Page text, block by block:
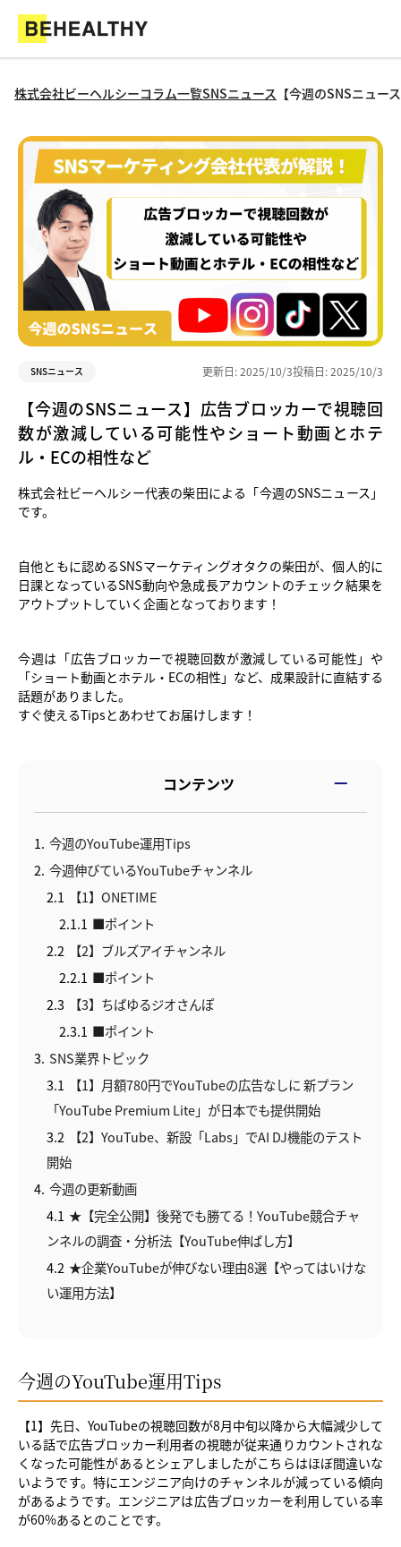
株式会社ビーヘルシーコラム一覧SNSニュース 【今週のSNSニュー
SNSニュース 更新日:2025/10/3投稿日:2025/10/3
【今週のSNSニュース】広告ブロッカーで視聴回
数が激減している可能性やショート動画とホテ
ル・ECの相性など
株式会社ビーヘルシー代表の柴田による「今週のSNSニュース」
です。
自他ともに認めるSNSマーケティングオタクの柴田が、個人的に
日課となっているSNS動向や急成長アカウントのチェック結果を
アウトプットしていく企画となっております！
今週は「広告ブロッカーで視聴回数が激減している可能性」や
「ショート動画とホテル・ECの相性」など、成果設計に直結する
話題がありました。
すぐ使えるTipsとあわせてお届けします！
コンテンツ
1 今週のYouTube運用Tips
2 今週伸びているYouTubeチャンネル
2.1
【1】ONETIME
2.1.1 ■ポイント
2.2
【2】ブルズアイチャンネル
2.2.1 ■ポイント
2.3
【3】ちばゆるジオさんぽ
2.3.1 ■ポイント
3 SNS業界トピック
3.1
【1】月額780円でYouTubeの広告なしに 新プラン
「YouTube Premium Lite」が日本でも提供開始
3.2
【2】YouTube、新設「Labs」でAI DJ機能のテスト
開始
4 今週の更新動画
4.1 ★【完全公開】後発でも勝てる！YouTube競合チャ
ンネルの調査・分析法【YouTube伸ばし方】
4.2 ★企業YouTubeが伸びない理由8選【やってはいけな
い運用方法】
今週のYouTube運用Tips
【1】先日、YouTubeの視聴回数が8月中旬以降から大幅減少して
いる話で広告ブロッカー利用者の視聴が従来通りカウントされな
くなった可能性があるとシェアしましたがこちらはほぼ間違いな
いようです。特にエンジニア向けのチャンネルが減っている傾向
があるようです。エンジニアは広告ブロッカーを利用している率
が60%あるとのことです。